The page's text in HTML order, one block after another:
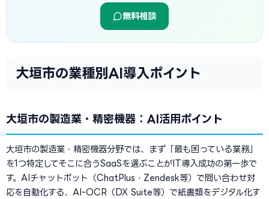
無料相談
大垣市の業種別AI導入ポイント
大垣市の製造業・精密機器：AI活用ポイント
大垣市の製造業・精密機器分野では、まず「最も困っている業務」
を1つ特定してそこに合うSaaSを選ぶことがIT導入成功の第一歩で
す。AIチャットボット（ChatPlus・Zendesk等）で問い合わせ対
応を自動化する、AI-OCR（DX Suite等）で紙書類をデジタル化す